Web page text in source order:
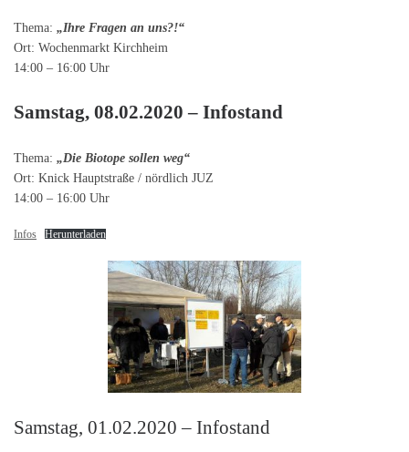
Thema: „Ihre Fragen an uns?!“
Ort: Wochenmarkt Kirchheim
14:00 – 16:00 Uhr
Samstag, 08.02.2020 – Infostand
Thema: „Die Biotope sollen weg“
Ort: Knick Hauptstraße / nördlich JUZ
14:00 – 16:00 Uhr
Infos Herunterladen
Samstag, 01.02.2020 – Infostand